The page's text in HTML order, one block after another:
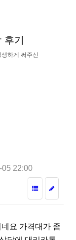
후기
생하게 써 주신
05 22:00
요 가격대가 좀